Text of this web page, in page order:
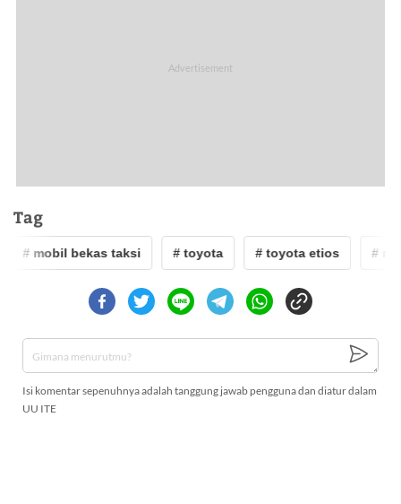
Tag
# mobil bekas taksi # toyota # toyota etios #
Isi komentar sepenuhnya adalah tanggung jawab pengguna dan diatur dalam
UU ITE